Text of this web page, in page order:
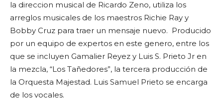
la direccion musical de Ricardo Zeno, utiliza los
arreglos musicales de los maestros Richie Ray y
Bobby Cruz para traer un mensaje nuevo. Producido
por un equipo de expertos en este genero, entre los
que se incluyen Gamalier Reyez y Luis S. Prieto Jr en
la mezcla, “Los Tañedores”, la tercera producción de
la Orquesta Majestad. Luis Samuel Prieto se encarga
de los vocales.